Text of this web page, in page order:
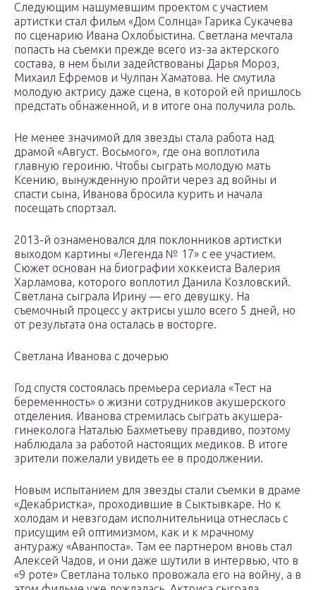
Следующим нашумевшим проектом с участием
артистки стал фильм «Дом Солнца» Гарика Сукачева
по сценарию Ивана Охлобыстина. Светлана мечтала
попасть на съемки прежде всего из-за актерского
состава, в нем были задействованы Дарья Мороз,
Михаил Ефремов и Чулпан Хаматова. Не смутила
молодую актрису даже сцена, в которой ей пришлось
предстать обнаженной, и в итоге она получила роль.
Не менее значимой для звезды стала работа над
драмой «Август. Восьмого», где она воплотила
главную героиню. Чтобы сыграть молодую мать
Ксению, вынужденную пройти через ад войны и
спасти сына, Иванова бросила курить и начала
посещать спортзал.
2013-й ознаменовался для поклонников артистки
выходом картины «Легенда № 17» с ее участием.
Сюжет основан на биографии хоккеиста Валерия
Харламова, которого воплотил Данила Козловский.
Светлана сыграла Ирину — его девушку. На
съемочный процесс у актрисы ушло всего 5 дней, но
от результата она осталась в восторге.
Светлана Иванова с дочерью
Год спустя состоялась премьера сериала «Тест на
беременность» о жизни сотрудников акушерского
отделения. Иванова стремилась сыграть акушера-
гинеколога Наталью Бахметьеву правдиво, поэтому
наблюдала за работой настоящих медиков. В итоге
зрители пожелали увидеть ее в продолжении.
Новым испытанием для звезды стали съемки в драме
«Декабристка», проходившие в Сыктывкаре. Но к
холодам и невзгодам исполнительница отнеслась с
присущим ей оптимизмом, как и к мрачному
антуражу «Аванпоста». Там ее партнером вновь стал
Алексей Чадов, и они даже шутили в интервью, что в
«9 роте» Светлана только провожала его на войну, а в